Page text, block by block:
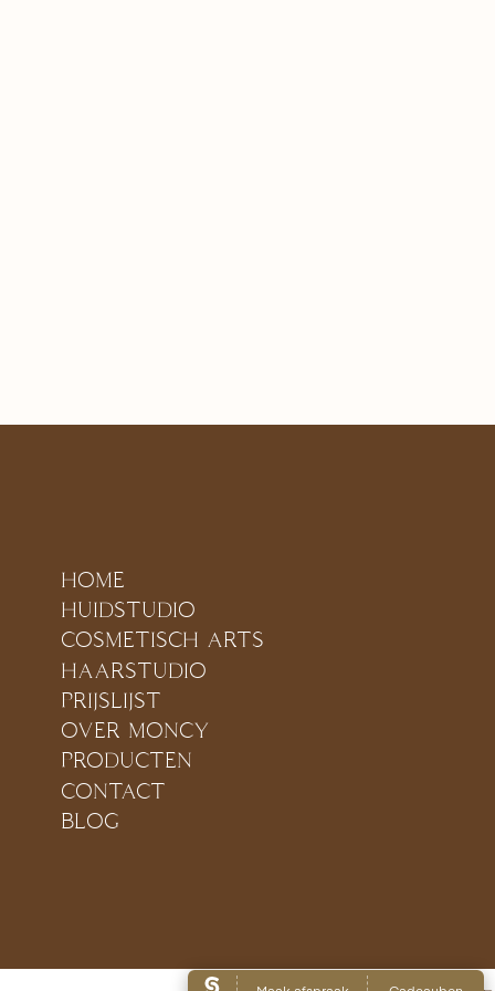
HOME
HUIDSTUDIO
COSMETISCH ARTS
HAARSTUDIO
OVER MONCY
PRODUCTEN
CONTACT
PRIJSLIJST
BLOG